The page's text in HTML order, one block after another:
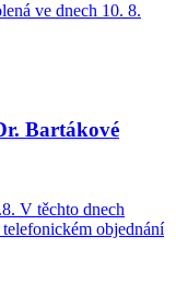
ve dnech 10. 8.
Bartákové
V těchto dnech
objednání